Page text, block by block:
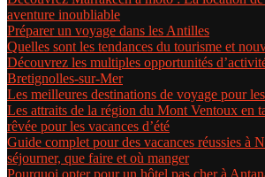
aventure inoubliable
Préparer un voyage dans les Antilles
Quelles sont les tendances du tourisme et
Découvrez les multiples opportunités
Bretignolles-sur-Mer
Les meilleures destinations de voyage pour
Les attraits de la région du Mont Ventoux en
rêvée pour les vacances d’été
Guide complet pour des vacances réussies à
séjourner, que faire et où manger
Pourquoi opter pour un hôtel pas cher à